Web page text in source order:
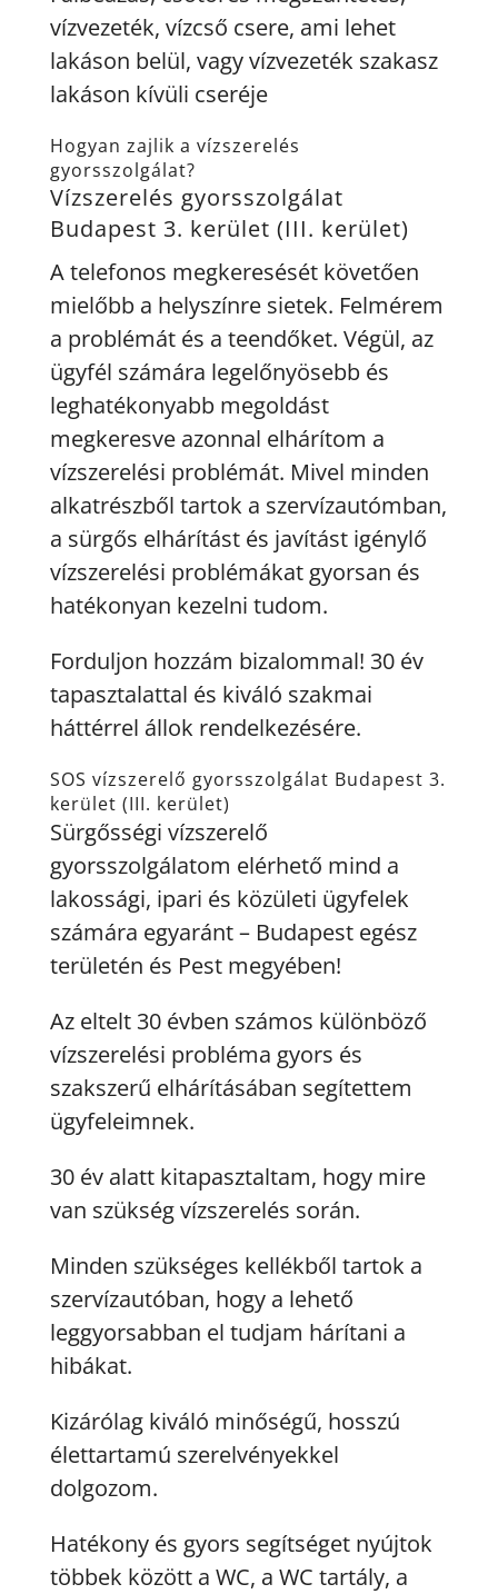
vízvezeték, vízcső csere, ami lehet
lakáson belül, vagy vízvezeték szakasz
lakáson kívüli cseréje
Hogyan zajlik a vízszerelés
gyorsszolgálat?
Vízszerelés gyorsszolgálat
Budapest 3. kerület (III. kerület)
A telefonos megkeresését követően
mielőbb a helyszínre sietek. Felmérem
a problémát és a teendőket. Végül, az
ügyfél számára legelőnyösebb és
leghatékonyabb megoldást
megkeresve azonnal elhárítom a
vízszerelési problémát. Mivel minden
alkatrészből tartok a szervízautómban,
a sürgős elhárítást és javítást igénylő
vízszerelési problémákat gyorsan és
hatékonyan kezelni tudom.
Forduljon hozzám bizalommal! 30 év
tapasztalattal és kiváló szakmai
háttérrel állok rendelkezésére.
SOS vízszerelő gyorsszolgálat Budapest 3.
kerület (III. kerület)
Sürgősségi vízszerelő
gyorsszolgálatom elérhető mind a
lakossági, ipari és közületi ügyfelek
számára egyaránt – Budapest egész
területén és Pest megyében!
Az eltelt 30 évben számos különböző
vízszerelési probléma gyors és
szakszerű elhárításában segítettem
ügyfeleimnek.
30 év alatt kitapasztaltam, hogy mire
van szükség vízszerelés során.
Minden szükséges kellékből tartok a
szervízautóban, hogy a lehető
leggyorsabban el tudjam hárítani a
hibákat.
Kizárólag kiváló minőségű, hosszú
élettartamú szerelvényekkel
dolgozom.
Hatékony és gyors segítséget nyújtok
többek között a WC, a WC tartály, a